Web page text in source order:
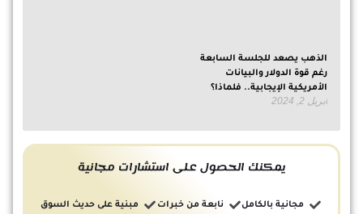
الذهب يصعد للجلسة السابعة
رغم قوة الدولار والبيانات
الأمريكية الإيجابية.. فلماذا؟
أبريل 2, 2024
يمكنك الحصول على استشارات مجانية
مجانية بالكامل نابعة من خبرات مبنية على حديث السوق